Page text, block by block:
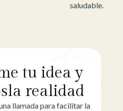
saludable.
tu idea y
realidad
llamada para facilitar la